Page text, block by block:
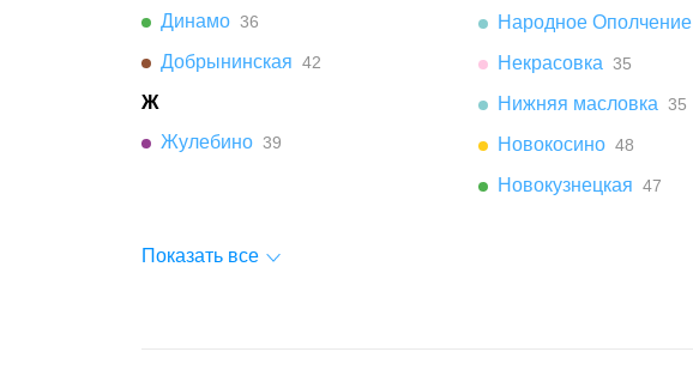
Динамо 36
Добрынинская 42
Ж
Жулебино 39
Народное Ополчение
Некрасовка 35
Нижняя масловка 35
Новокосино 48
Новокузнецкая 47
Показать все